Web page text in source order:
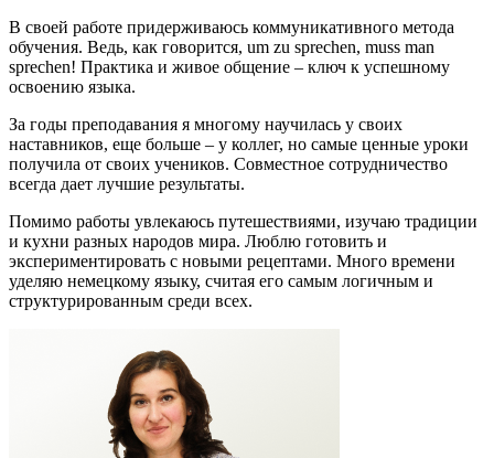
В своей работе придерживаюсь коммуникативного метода
обучения. Ведь, как говорится, um zu sprechen, muss man
sprechen! Практика и живое общение – ключ к успешному
освоению языка.
За годы преподавания я многому научилась у своих
наставников, еще больше – у коллег, но самые ценные уроки
получила от своих учеников. Совместное сотрудничество
всегда дает лучшие результаты.
Помимо работы увлекаюсь путешествиями, изучаю традиции
и кухни разных народов мира. Люблю готовить и
экспериментировать с новыми рецептами. Много времени
уделяю немецкому языку, считая его самым логичным и
структурированным среди всех.